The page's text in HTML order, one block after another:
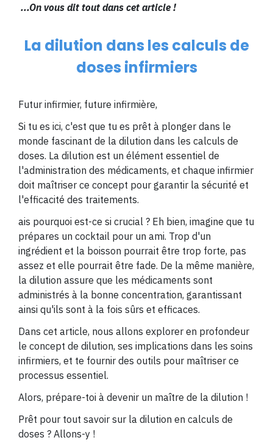
...On vous dit tout dans cet article !
La dilution dans les calculs de
doses infirmiers
Futur infirmier, future infirmière,
Si tu es ici, c'est que tu es prêt à plonger dans le
monde fascinant de la dilution dans les calculs de
doses. La dilution est un élément essentiel de
l'administration des médicaments, et chaque infirmier
doit maîtriser ce concept pour garantir la sécurité et
l'efficacité des traitements.
ais pourquoi est-ce si crucial ? Eh bien, imagine que tu
prépares un cocktail pour un ami. Trop d'un
ingrédient et la boisson pourrait être trop forte, pas
assez et elle pourrait être fade. De la même manière,
la dilution assure que les médicaments sont
administrés à la bonne concentration, garantissant
ainsi qu'ils sont à la fois sûrs et efficaces.
Dans cet article, nous allons explorer en profondeur
le concept de dilution, ses implications dans les soins
infirmiers, et te fournir des outils pour maîtriser ce
processus essentiel.
Alors, prépare-toi à devenir un maître de la dilution !
Prêt pour tout savoir sur la dilution en calculs de
doses ? Allons-y !